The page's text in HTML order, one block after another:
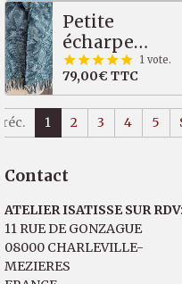
Petite
écharpe
graphique
Mérinos /
Tencel, bleu,
vert, écru
1 vote.
79,00€ TTC
Préc. 1 2 3 4 5
Contact
ATELIER ISATISSE SUR RDV:
11 RUE DE GONZAGUE
08000 CHARLEVILLE-
MEZIERES